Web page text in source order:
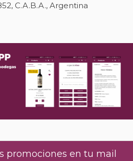
C.A.B.A., Argentina
promociones en tu mail